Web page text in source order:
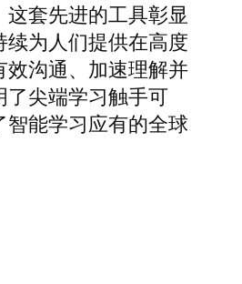
套先进的工具彰显
为人们提供在高度
沟通、加速理解并
尖端学习触手可
能学习应有的全球